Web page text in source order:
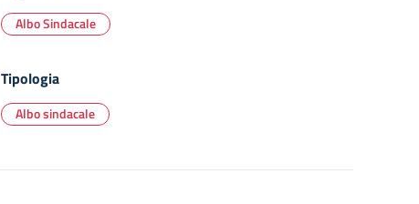
Albo Sindacale
Tipologia
Albo sindacale